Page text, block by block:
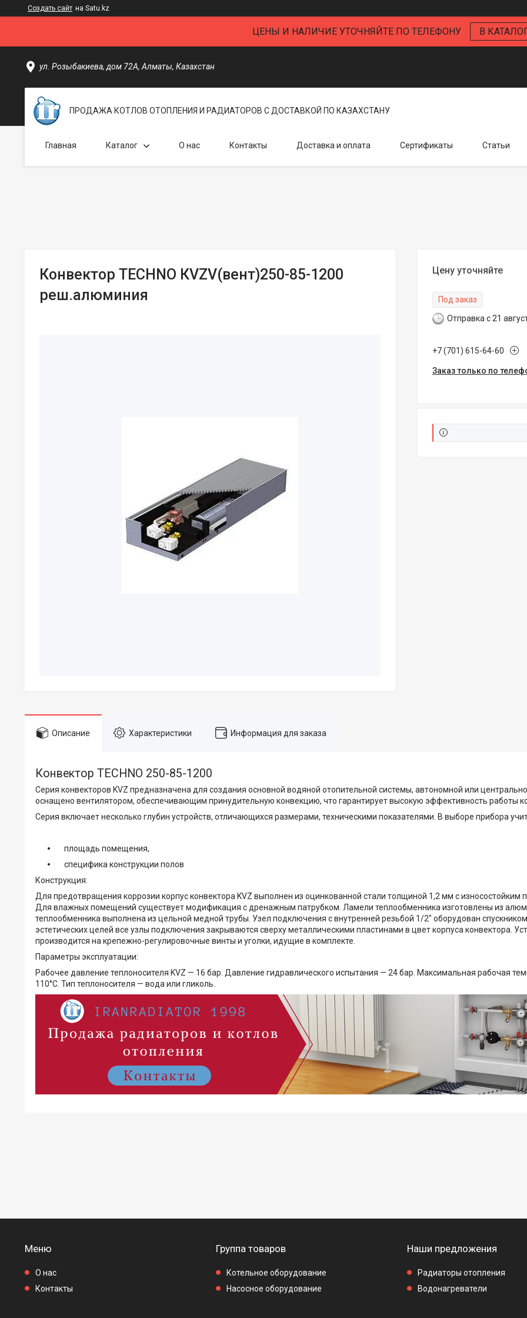
Создать сайт на Satu.kz
ЦЕНЫ И НАЛИЧИЕ УТОЧНЯЙТЕ ПО ТЕЛЕФОНУ В
ул. Розыбакиева, дом 72А, Алматы, Казахстан
ПРОДАЖА КОТЛОВ ОТОПЛЕНИЯ И РАДИАТОРОВ С ДОСТАВКОЙ ПО КАЗАХСТАНУ
Главная Каталог О нас Контакты Доставка и оплата Сертификаты Статьи
Конвектор TECHNO КVZV(вент)250-85-1200
реш.алюминия
Цену уточняйте
Под заказ
Отправка с 21
+7 (701) 615-64-60
Заказ только по
Описание Характеристики Информация для заказа
Конвектор TECHNO 250-85-1200
Серия конвекторов KVZ предназначена для создания основной водяной отопительной системы, автономной или
оснащено вентилятором, обеспечивающим принудительную конвекцию, что гарантирует высокую эффективность работы
Серия включает несколько глубин устройств, отличающихся размерами, техническими показателями. В выборе прибора
площадь помещения,
специфика конструкции полов
Конструкция:
Для предотвращения коррозии корпус конвектора KVZ выполнен из оцинкованной стали толщиной 1,2 мм с износостойким
Для влажных помещений существует модификация с дренажным патрубком. Ламели теплообменника изготовлены из
теплообменника выполнена из цельной медной трубы. Узел подключения с внутренней резьбой 1/2″ оборудован
эстетических целей все узлы подключения закрываются сверху металлическими пластинами в цвет корпуса конвектора.
производится на крепежно-регулировочные винты и уголки, идущие в комплекте.
Параметры эксплуатации:
Рабочее давление теплоносителя KVZ — 16 бар. Давление гидравлического испытания — 24 бар. Максимальная рабочая
110°С. Тип теплоносителя — вода или гликоль.
Меню
О нас
Контакты
Группа товаров
Котельное оборудование
Насосное оборудование
Наши предложения
Радиаторы отопления
Водонагреватели